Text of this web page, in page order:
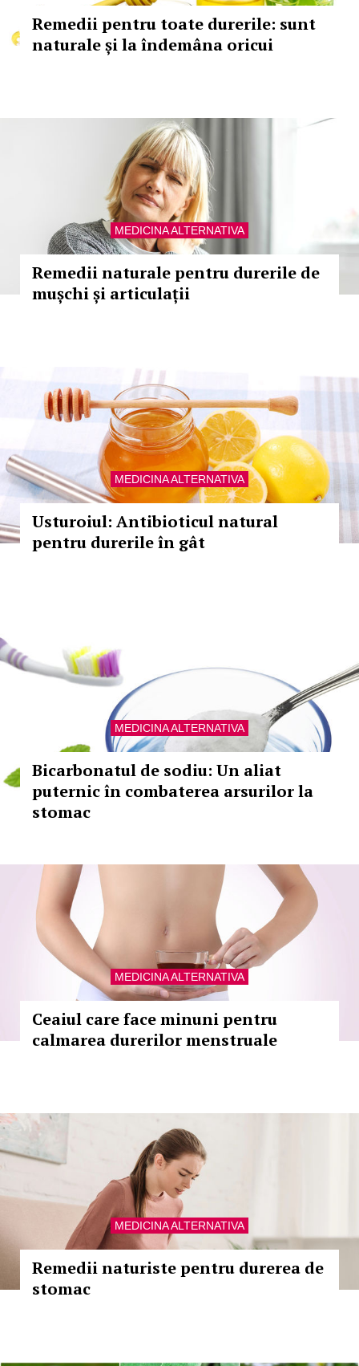
Remedii pentru toate durerile: sunt
naturale și la îndemâna oricui
MEDICINA ALTERNATIVA
Remedii naturale pentru durerile de
mușchi și articulații
MEDICINA ALTERNATIVA
Usturoiul: Antibioticul natural
pentru durerile în gât
MEDICINA ALTERNATIVA
Bicarbonatul de sodiu: Un aliat
puternic în combaterea arsurilor la
stomac
MEDICINA ALTERNATIVA
Ceaiul care face minuni pentru
calmarea durerilor menstruale
MEDICINA ALTERNATIVA
Remedii naturiste pentru durerea de
stomac